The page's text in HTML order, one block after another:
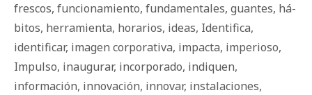
frescos, funcionamiento, fundamentales, guantes, há­
bi­tos, herramienta, horarios, ideas, Identifica,
identificar, imagen corporativa, impacta, imperioso,
Impulso, inaugurar, incorporado, indiquen,
información, innovación, innovar, instalaciones,